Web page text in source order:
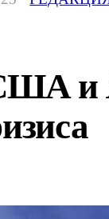
и